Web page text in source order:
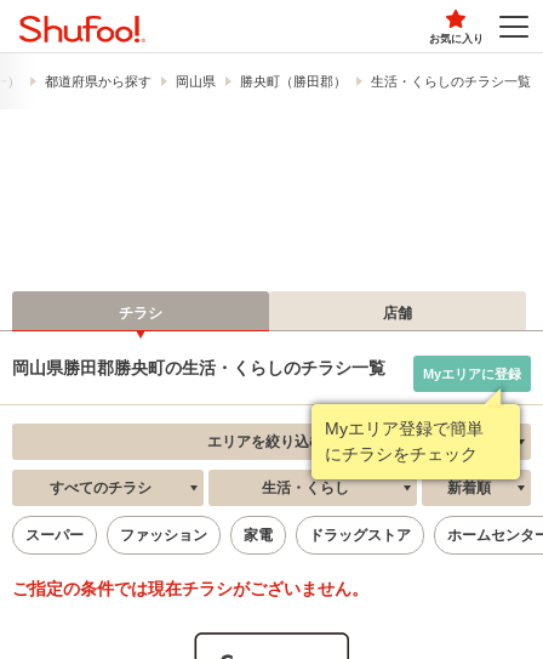
お気に入り
都道府県から探す 岡山県 勝央町（勝田郡） 生活・くらしのチラシ一覧
チラシ 店舗
岡山県勝田郡勝央町の生活・くらしのチラシ一覧
Myエリア登録で簡単
にチラシをチェック
Myエリアに登録
エリアを絞り込む
すべてのチラシ 生活・くらし 新着順
スーパー ファッション 家電 ドラッグストア ホームセンタ
ご指定の条件では現在チラシがございません。